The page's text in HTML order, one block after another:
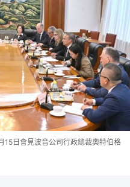
15日會見波音公司行政總裁奧特伯格